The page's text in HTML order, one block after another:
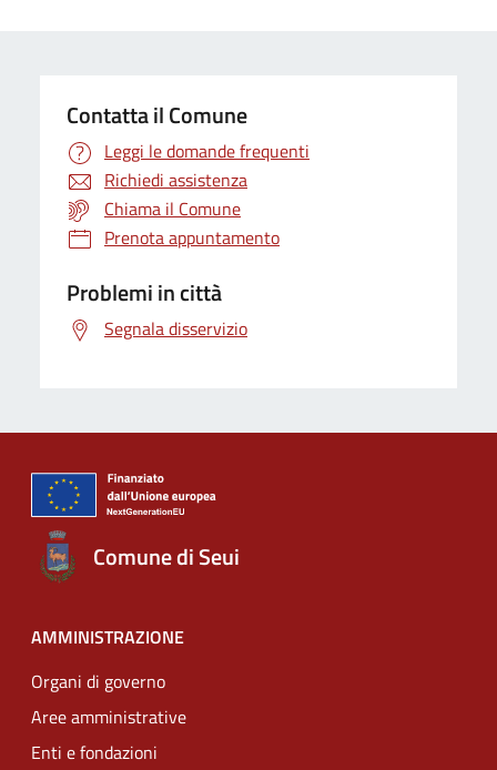
Contatta il Comune
Leggi le domande frequenti
Richiedi assistenza
Chiama il Comune
Prenota appuntamento
Problemi in città
Segnala disservizio
Comune di Seui
AMMINISTRAZIONE
Organi di governo
Aree amministrative
Enti e fondazioni